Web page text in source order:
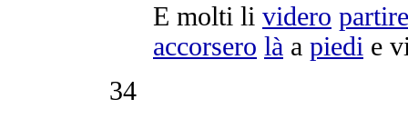
E molti li videro partire
accorsero là a piedi e
34